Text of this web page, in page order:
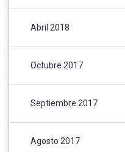
Abril 2018
Octubre 2017
Septiembre 2017
Agosto 2017